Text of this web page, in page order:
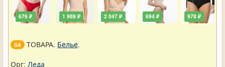
676 ₽ 1 989 ₽ 2 047 ₽ 694 ₽ 978 ₽
64 ТОВАРА. Белье.
Орг: Леда